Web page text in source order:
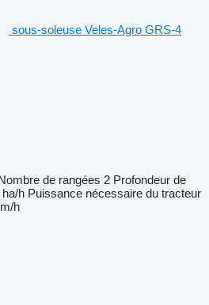
sous-soleuse Veles-Agro GRS-4
de rangées 2 Profondeur de
ha/h Puissance nécessaire du tracteur
h